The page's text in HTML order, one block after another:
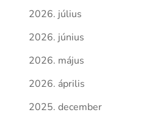
2026. július
2026. június
2026. május
2026. április
2025. december